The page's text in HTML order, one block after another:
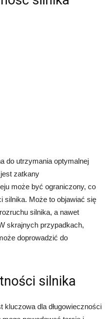
do utrzymania optymalnej
zatkany
może być ograniczony, co
silnika. Może to objawiać się
silnika, a nawet
skrajnych przypadkach,
doprowadzić do
silnika
kluczowa dla długowieczności